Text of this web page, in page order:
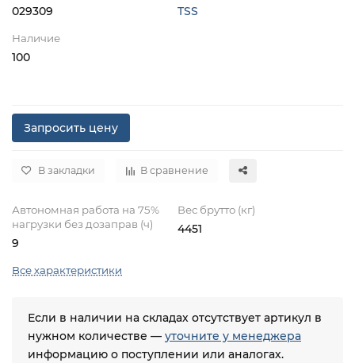
029309 TSS
Наличие
100
Запросить цену
В закладки В сравнение
Автономная работа на 75%
нагрузки без дозаправ (ч)
9
Вес брутто (кг)
4451
Все характеристики
Если в наличии на складах отсутствует артикул в
нужном количестве — уточните у менеджера
информацию о поступлении или аналогах.